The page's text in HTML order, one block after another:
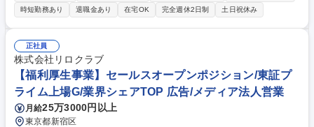
社が独自に開発したクラウドソリューション（プラットフォーム）を 用い
たビジネス変革支援を推進して頂きます。 【注力テーマ】■EX（データ戦
略立案/データマネジメント推進/経営管理基盤の次世代化）■事業創造/価
値創出（事業立上げ/エリア価値創造）■CX（デジタルマーケティング基盤
構築～活用推進）■SCM（デジタルによる効率的な資材管理・物流業務の
再構築）■GX（企業戦略立案～推進支援）■ALM（アセットマネジメント
システムの構築） 募集職種 【ITコンサルタント・PM/マネージャー:社会
インフラ】変革支援×サービス開発
時短勤務あり
退職金あり 在宅OK 完全週休2日制 土日祝休み
正社員
株式会社リロクラブ
【福利厚生事業】セールスオープンポジション/東証プ
ライム上場G/業界シェアTOP 広告/メディア法人営業
月給25万3000円以上
東京都新宿区